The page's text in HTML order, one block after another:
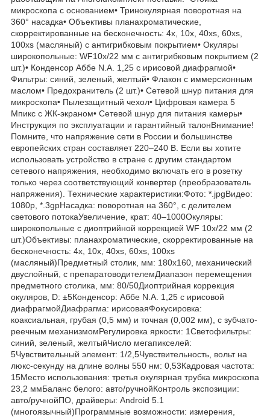
микроскопа с основанием• Тринокулярная поворотная на
360° насадка• Объективы планахроматические,
скорректированные на бесконечность: 4x, 10x, 40xs, 60xs,
100xs (масляный) с антигрибковым покрытием• Окуляры
широкопольные: WF10x/22 мм с антигрибковым покрытием (2
шт.)• Конденсор Аббе N.A. 1,25 с ирисовой диафрагмой•
Фильтры: синий, зеленый, желтый• Флакон с иммерсионным
маслом• Предохранитель (2 шт.)• Сетевой шнур питания для
микроскопа• Пылезащитный чехол• Цифровая камера 5
Мпикс с ЖК-экраном• Сетевой шнур для питания камеры•
Инструкция по эксплуатации и гарантийный талонВнимание!
Помните, что напряжение сети в России и большинстве
европейских стран составляет 220–240 В. Если вы хотите
использовать устройство в стране с другим стандартом
сетевого напряжения, необходимо включать его в розетку
только через соответствующий конвертер (преобразователь
напряжения). Технические характеристики:Фото: *.jpgВидео:
1080p, *.3gpНасадка: поворотная на 360°, с делителем
светового потокаУвеличение, крат: 40–1000Окуляры:
широкопольные с диоптрийной коррекцией WF 10х/22 мм (2
шт.)Объективы: планахроматические, скорректированные на
бесконечность: 4x, 10x, 40xs, 60xs, 100xs
(масляный)Предметный столик, мм: 180х160, механический
двуслойный, с препаратоводителемДиапазон перемещения
предметного столика, мм: 80/50Диоптрийная коррекция
окуляров, D: ±5Конденсор: Аббе N.A. 1,25 с ирисовой
диафрагмойДиафрагма: ирисоваяФокусировка:
коаксиальная, грубая (0,5 мм) и точная (0,002 мм), с зубчато-
реечным механизмомРегулировка яркости: 1Светофильтры:
синий, зеленый, желтыйЧисло мегапикселей:
5Чувствительный элемент: 1/2,5Чувствительность, вольт на
люкс-секунду на длине волны 550 нм: 0,53Кадровая частота:
15Место использования: третья окулярная трубка микроскопа
23,2 ммБаланс белого: авто/ручнойКонтроль экспозиции:
авто/ручнойПО, драйверы: Android 5.1
(многоязычный)Программные возможности: измерения,